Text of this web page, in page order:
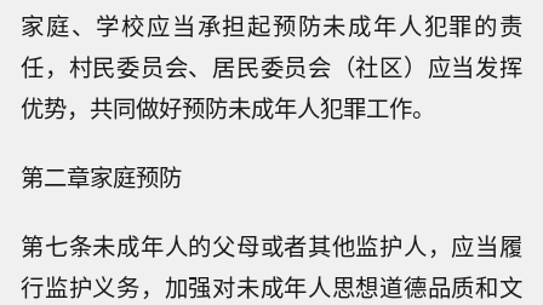
家庭、学校应当承担起预防未成年人犯罪的责
任，村民委员会、居民委员会（社区）应当发挥
优势，共同做好预防未成年人犯罪工作。
第二章家庭预防
第七条未成年人的父母或者其他监护人，应当履
行监护义务，加强对未成年人思想道德品质和文